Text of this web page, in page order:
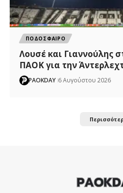
ΠΟΔΟΣΦΑΙΡΟ
Λουσέ και Γιαννούλης
ΠΑΟΚ για την
PAOKDAY 6 Αυγούστου 2026